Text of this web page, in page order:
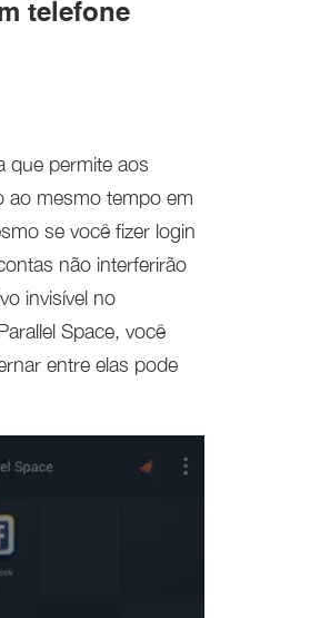
telefone
que permite aos
ao mesmo tempo em
se você fizer login
não interferirão
invisível no
Space, você
entre elas pode